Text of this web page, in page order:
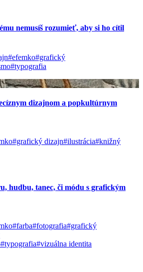
nemusíš rozumieť, aby si ho cítil
#efemko#grafický
#typografia
dizajnom a popkultúrnym
#grafický dizajn#ilustrácia#knižný
hudbu, tanec, či módu s grafickým
#farba#fotografia#grafický
#typografia#vizuálna identita